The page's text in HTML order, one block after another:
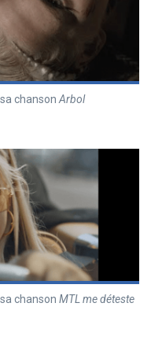
chansonArbol
chanson MTL me déteste